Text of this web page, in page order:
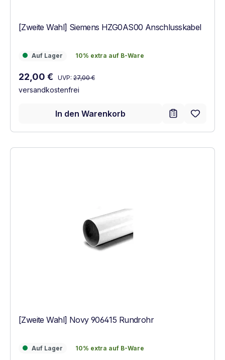
[Zweite Wahl] Siemens HZG0AS00 Anschlusskabel
Auf Lager
Auf Lager 10% extra auf B-Ware
10% extra auf B-Ware
Verkaufspreis:
22,00 € Regulärer Preis:
UVP: 27,00 €
versandkostenfrei
In den Warenkorb
[Zweite Wahl] Novy 906415 Rundrohr
Auf Lager
Auf Lager 10% extra auf B-Ware
10% extra auf B-Ware